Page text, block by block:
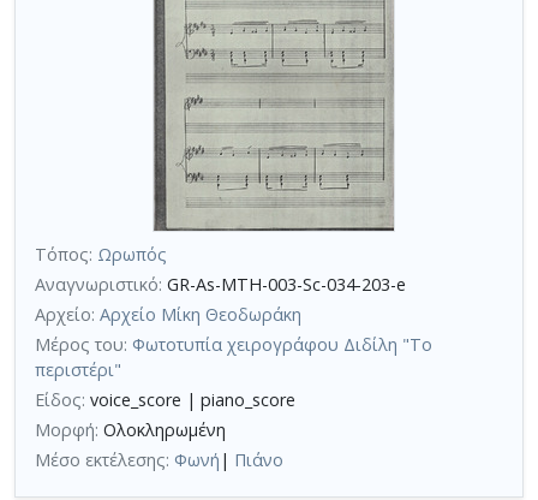
Τόπος: Ωρωπός
Αναγνωριστικό: GR-As-MTH-003-Sc-034-203-e
Αρχείο: Αρχείο Μίκη Θεοδωράκη
Μέρος του: Φωτοτυπία χειρογράφου Διδίλη "Το
περιστέρι"
Είδος: voice_score | piano_score
Μορφή: Ολοκληρωμένη
Μέσο εκτέλεσης: Φωνή | Πιάνο